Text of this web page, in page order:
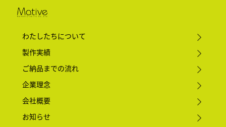
わたしたちについて
製作実績
ご納品までの流れ
企業理念
会社概要
お知らせ